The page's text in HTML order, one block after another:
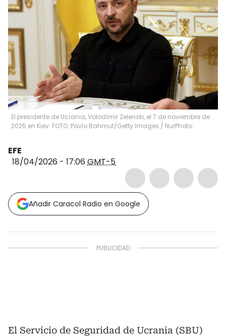
El presidente de Ucrania, Volodímir Zelenski, el 7 de noviembre de
2025 en Kiev. FOTO: Pavlo Bahmut/Getty Images / NurPhoto
EFE
18/04/2026 - 17:06 GMT-5
Añadir Caracol Radio en Google
El Servicio de Seguridad de Ucrania (SBU)